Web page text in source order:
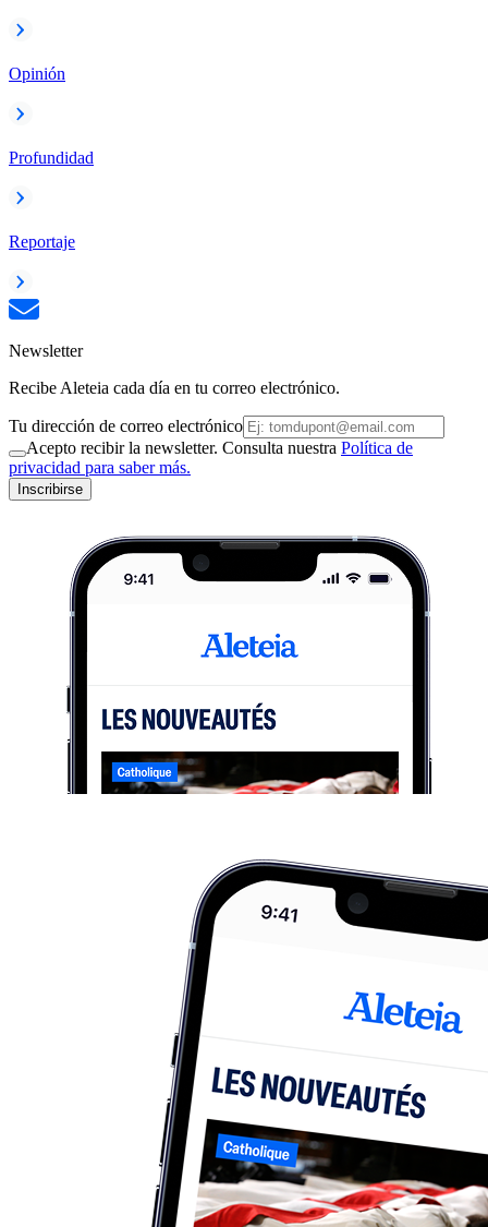
Opinión
Profundidad
Reportaje
Newsletter
Recibe Aleteia cada día en tu correo electrónico.
Tu dirección de correo electrónico
Acepto recibir la newsletter. Consulta nuestra Política de
privacidad para saber más.
Inscribirse